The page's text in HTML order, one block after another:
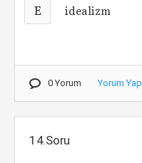
E idealizm
0 Yorum Yorum Yap
14.Soru